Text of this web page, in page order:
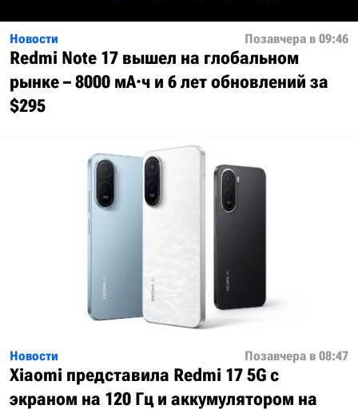
Новости Позавчера в 09:46
Redmi Note 17 вышел на глобальном
рынке – 8000 мА·ч и 6 лет обновлений за
$295
Новости Позавчера в 08:47
Xiaomi представила Redmi 17 5G с
экраном на 120 Гц и аккумулятором на